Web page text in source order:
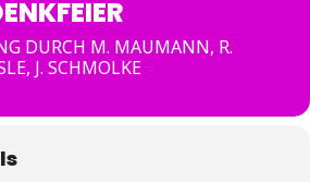
DURCH M. MAUMANN, R.
J. SCHMOLKE